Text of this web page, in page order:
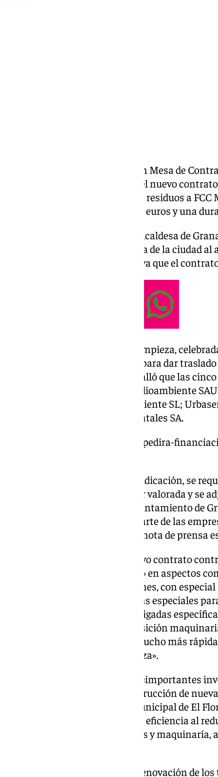
, en Mesa de
ha propuesto la adjudicación del nuevo
viaria y recogida y transporte de residuos a
presupuesto de 740 millones de euros y una
Ello supone, en palabras de la alcaldesa de
cambio en el modelo de limpieza de la ciudad
transformaciones de la ciudad ya que el
En la comisión municipal de Limpieza,
se informó sobre el expediente para dar
edil del ramo, Ana Sánchez, detalló que las
oferta al contrato eran FCC Medioambiente
Servicios Urbanos y Medio Ambiente SL;
Valoriza Servicios Medioambientales SA.
https://www.101tv.es/granada-pedira-
Una vez se ha propuesto la adjudicación, se
administrativa a la oferta mejor valorada y se
de Gobierno Local, si bien el Ayuntamiento de
presentación de recursos por parte de las
detallado el consistorio en una nota de prensa
Carazo ha defendido que el nuevo contrato
mejor organización del servicio» en aspectos
contemplarse todas las fracciones, con
a la vez que se estipulan medidas especiales
pintadas vandálicas, con dos brigadas
inversiones dirigidas a la adquisición
«que van a permitir, de forma mucho más
necesidades que tiene la limpieza».
La nueva licitación contempla «importantes
entre los que destacan, la construcción de
limpieza viaria en la parcela municipal de El
ciudad «permitirá mejoras en la eficiencia al
desplazamiento de los vehículos y maquinaría,
Asimismo, se prevé, junto a la renovación de